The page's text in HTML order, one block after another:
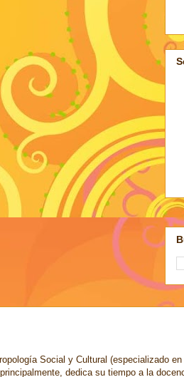
Social y Cultural (especializado
dedica su tiempo a la